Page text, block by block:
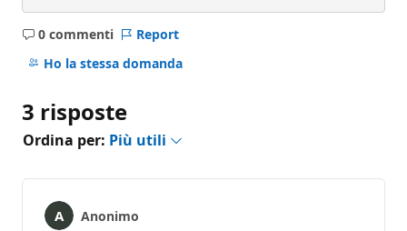
0 commenti
Nessun
commento
Report
Ho la stessa domanda
3 risposte
Ordina per: Più utili
Anonimo